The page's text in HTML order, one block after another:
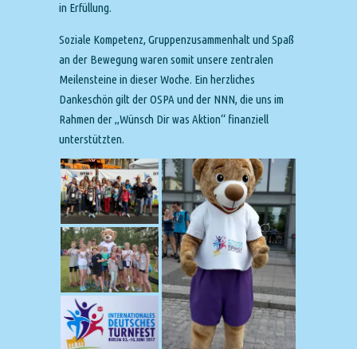
in Erfüllung.
Soziale Kompetenz, Gruppenzusammenhalt und Spaß
an der Bewegung waren somit unsere zentralen
Meilensteine in dieser Woche. Ein herzliches
Dankeschön gilt der OSPA und der NNN, die uns im
Rahmen der „Wünsch Dir was Aktion“ finanziell
unterstützten.